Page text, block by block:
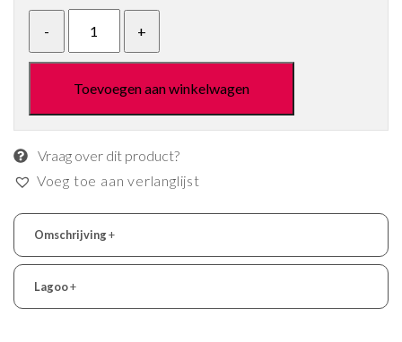
Toevoegen aan winkelwagen
Vraag over dit product?
Voeg toe aan verlanglijst
Omschrijving+
Lagoo+